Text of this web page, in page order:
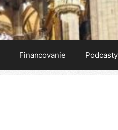
Financovanie Podcasty